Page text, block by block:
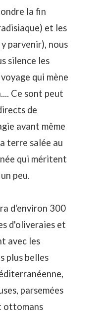
la fin
et les
parvenir), nous
silence les
qui mène
Ce sont peut
de
avant même
terre salée au
qui méritent
peu.
d'environ 300
d'oliveraies et
avec les
plus belles
parsemées
ottomans